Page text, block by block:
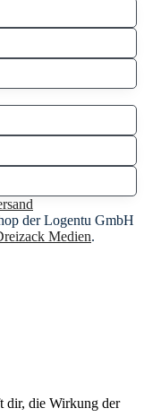
der Logentu GmbH
Medien.
dir, die Wirkung der